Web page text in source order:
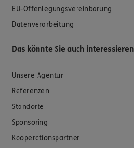
EU-Offenlegungsvereinbarung
Datenverarbeitung
Das könnte Sie auch interessieren
Unsere Agentur
Referenzen
Standorte
Sponsoring
Kooperationspartner